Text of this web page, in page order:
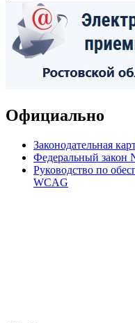
Официально
Законодательная
Федеральный закон
Руководство по
WCAG